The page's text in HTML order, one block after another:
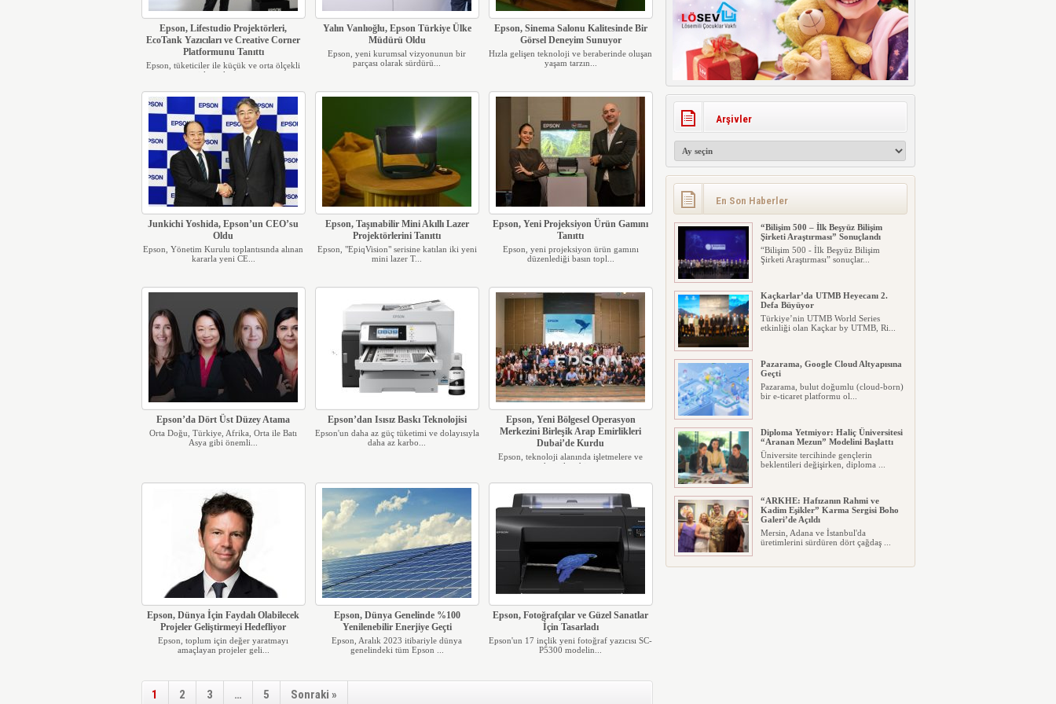
Epson, Lifestudio Projektörleri,
EcoTank Yazıcıları ve Creative Corner
Platformunu Tanıttı
Epson, tüketiciler ile küçük ve orta ölçekli
işletmeler iç...
Yalın Vanlıoğlu, Epson Türkiye Ülke
Müdürü Oldu
Epson, yeni kurumsal vizyonunun bir
parçası olarak sürdürü...
Epson, Sinema Salonu Kalitesinde Bir
Görsel Deneyim Sunuyor
Hızla gelişen teknoloji ve beraberinde oluşan
yaşam tarzın...
Junkichi Yoshida, Epson’un CEO’su
Oldu
Epson, Yönetim Kurulu toplantısında alınan
kararla yeni CE...
Epson, Taşınabilir Mini Akıllı Lazer
Projektörlerini Tanıttı
Epson, "EpiqVision" serisine katılan iki yeni
mini lazer T...
Epson, Yeni Projeksiyon Ürün Gamını
Tanıttı
Epson, yeni projeksiyon ürün gamını
düzenlediği basın topl...
Epson’da Dört Üst Düzey Atama
Orta Doğu, Türkiye, Afrika, Orta ile Batı
Asya gibi önemli...
Epson’dan Isısız Baskı Teknolojisi
Epson'un daha az güç tüketimi ve dolayısıyla
daha az karbo...
Epson, Yeni Bölgesel Operasyon
Merkezini Birleşik Arap Emirlikleri
Dubai’de Kurdu
Epson, teknoloji alanında işletmelere ve
tüketicilere hizm...
Epson, Dünya İçin Faydalı Olabilecek
Projeler Geliştirmeyi Hedefliyor
Epson, toplum için değer yaratmayı
amaçlayan projeler geli...
Epson, Dünya Genelinde %100
Yenilenebilir Enerjiye Geçti
Epson, Aralık 2023 itibariyle dünya
genelindeki tüm Epson ...
Epson, Fotoğrafçılar ve Güzel Sanatlar
İçin Tasarladı
Epson'un 17 inçlik yeni fotoğraf yazıcısı SC-
P5300 modelin...
1 2 3 … 5 Sonraki »
Arşivler
En Son Haberler
“Bilişim 500 – İlk Beşyüz Bilişim
Şirketi Araştırması” Sonuçlandı
“Bilişim 500 - İlk Beşyüz Bilişim
Şirketi Araştırması” sonuçlar...
Kaçkarlar’da UTMB Heyecanı 2.
Defa Büyüyor
Türkiye’nin UTMB World Series
etkinliği olan Kaçkar by UTMB, Ri...
Pazarama, Google Cloud Altyapısına
Geçti
Pazarama, bulut doğumlu (cloud-born)
bir e-ticaret platformu ol...
Diploma Yetmiyor: Haliç Üniversitesi
“Aranan Mezun” Modelini Başlattı
Üniversite tercihinde gençlerin
beklentileri değişirken, diploma ...
“ARKHE: Hafızanın Rahmi ve
Kadim Eşikler” Karma Sergisi Boho
Galeri’de Açıldı
Mersin, Adana ve İstanbul'da
üretimlerini sürdüren dört çağdaş ...
Fujifilm, Şipşak Fotoğraf Makinesi